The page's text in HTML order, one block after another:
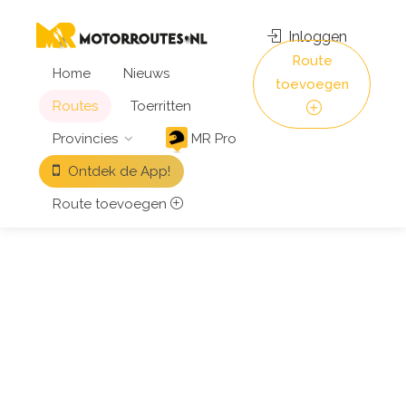
Home
Nieuws
Routes
Toerritten
Provincies
MR Pro
Ontdek de App!
Route toevoegen
Inloggen
Route
toevoegen